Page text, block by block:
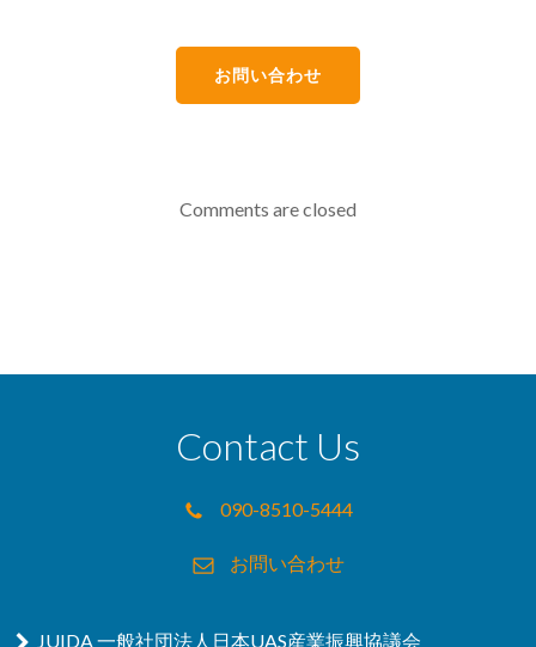
お問い合わせ
Comments are closed
Contact Us
090-8510-5444
お問い合わせ
JUIDA 一般社団法人日本UAS産業振興協議会